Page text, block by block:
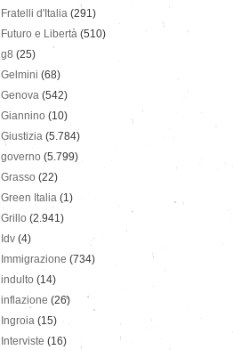
Fratelli d'Italia (291)
Futuro e Libertà (510)
g8 (25)
Gelmini (68)
Genova (542)
Giannino (10)
Giustizia (5.784)
governo (5.799)
Grasso (22)
Green Italia (1)
Grillo (2.941)
Idv (4)
Immigrazione (734)
indulto (14)
inflazione (26)
Ingroia (15)
Interviste (16)